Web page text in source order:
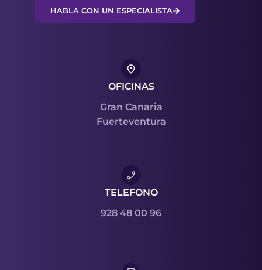
HABLA CON UN ESPECIALISTA
OFICINAS
Gran Canaria
Fuerteventura
TELEFONO
928 48 00 96